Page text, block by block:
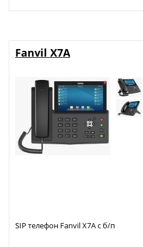
Fanvil X7A
SIP телефон Fanvil X7A с б/п